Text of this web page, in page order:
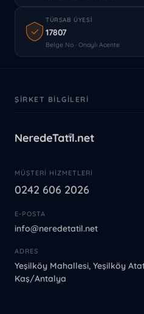
TÜRSAB ÜYESI
17807
Belge No · Onaylı Acente
ŞIRKET BILGILERI
MÜŞTERI HIZMETLERI
0242 606 2026
E-POSTA
info@neredetatil.net
ADRES
Yeşilköy Mahallesi, Yeşilköy
Kaş/Antalya